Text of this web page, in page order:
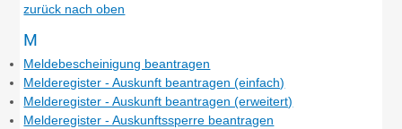
zurück nach oben
M
Meldebescheinigung beantragen
Melderegister - Auskunft beantragen (einfach)
Melderegister - Auskunft beantragen (erweitert)
Melderegister - Auskunftssperre beantragen